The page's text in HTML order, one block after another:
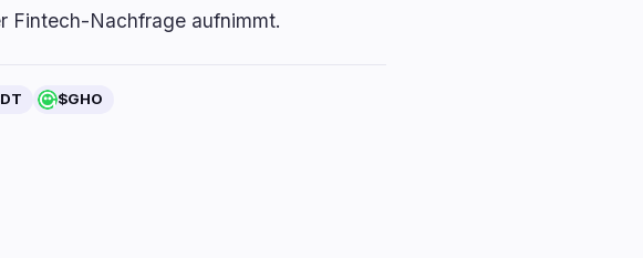
Fintech-Nachfrage aufnimmt.
$GHO